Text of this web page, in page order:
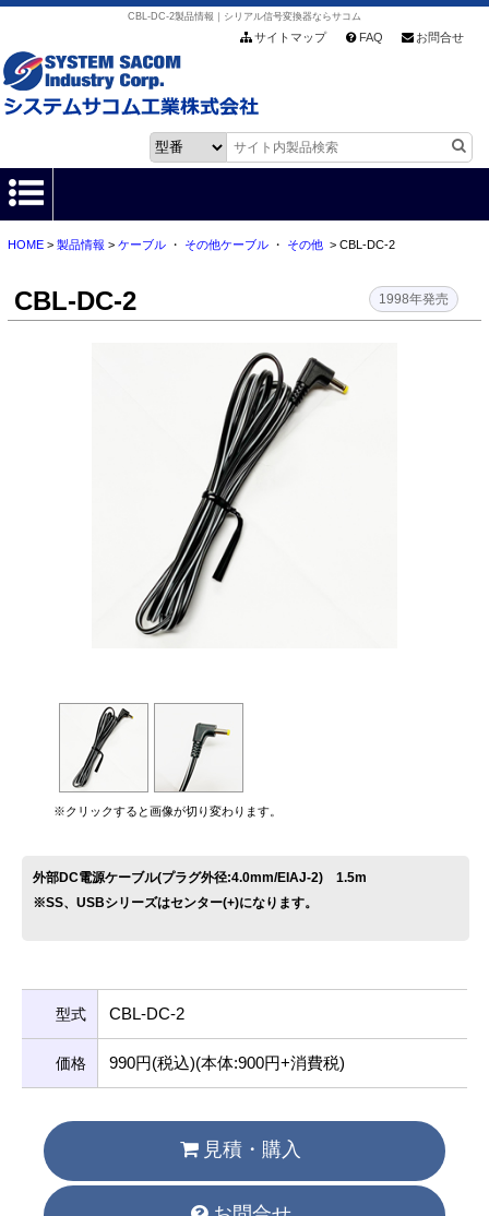
CBL-DC-2製品情報｜シリアル信号変換器ならサコム
サイトマップ FAQ お問合せ
HOME
各種ダウンロード
お客様サポート
会社情報
お問い合わせ
HOME> 製品情報 > ケーブル・ その他ケーブル・ その他> CBL-DC-2
CBL-DC-2 1998年発売
※クリックすると画像が切り変わります。
外部DC電源ケーブル(プラグ外径:4.0mm/EIAJ-2) 1.5m
※SS、USBシリーズはセンター(+)になります。
型式 CBL-DC-2
価格 990円(税込)(本体:900円+消費税)
見積・購入